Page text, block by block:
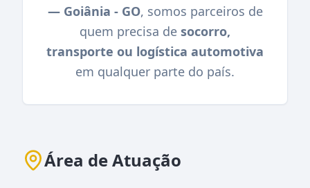
— Goiânia - GO, somos parceiros de
quem precisa de socorro,
transporte ou logística automotiva
em qualquer parte do país.
Área de Atuação